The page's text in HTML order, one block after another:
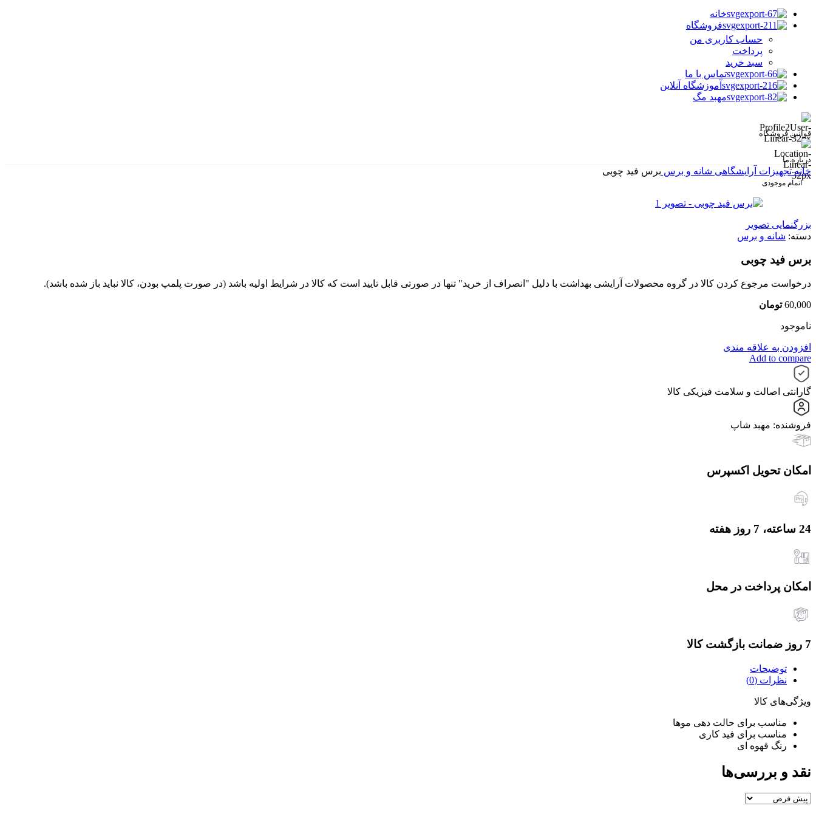
خانه
فروشگاه
حساب کاربری من
پرداخت
سبد خرید
تماس با ما
آموزشگاه آنلاین
مهبد مگ
قوانین فروشگاه
درباره ما
خانهتجهیزات آرایشگاهی شانه و برس برس فید چوبی
اتمام موجودی
بزرگنمایی تصویر
دسته: شانه و برس
برس فید چوبی
درخواست مرجوع کردن کالا در گروه محصولات آرایشی بهداشت با دلیل "انصراف از خرید" تنها در صورتی قابل تایید است که کالا در شرایط اولیه باشد (در صورت پلمپ بودن، کالا نباید باز شده باشد).
60,000 تومان
ناموجود
افزودن به علاقه مندی
Add to compare
گارانتی اصالت و سلامت فیزیکی کالا
فروشنده: مهبد شاپ
امکان تحویل اکسپرس
24 ساعته، 7 روز هفته
امکان پرداخت در محل
7 روز ضمانت بازگشت کالا
توضیحات
نظرات (0)
ویژگی‌های کالا
مناسب برای حالت دهی موها
مناسب برای فید کاری
رنگ قهوه ای
نقد و بررسی‌ها